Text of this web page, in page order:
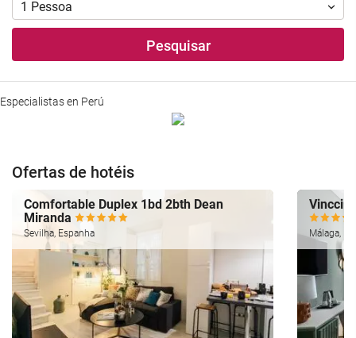
1 Pessoa
Pesquisar
Especialistas en Perú
Ofertas de hotéis
Comfortable Duplex 1bd 2bth Dean
Miranda
Sevilha, Espanha
Vincci
Málaga,